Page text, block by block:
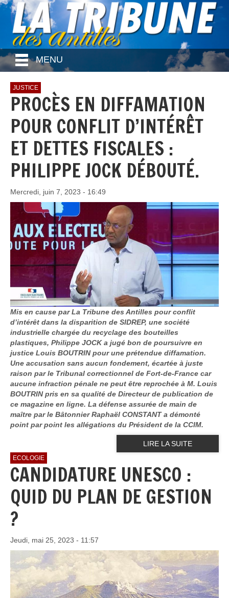
MENU
JUSTICE
PROCÈS EN DIFFAMATION
POUR CONFLIT D’INTÉRÊT
ET DETTES FISCALES :
PHILIPPE JOCK DÉBOUTÉ.
Mercredi, juin 7, 2023 - 16:49
Mis en cause par La Tribune des Antilles pour conflit
d’intérêt dans la disparition de SIDREP, une société
industrielle chargée du recyclage des bouteilles
plastiques, Philippe JOCK a jugé bon de poursuivre en
justice Louis BOUTRIN pour une prétendue diffamation.
Une accusation sans aucun fondement, écartée à juste
raison par le Tribunal correctionnel de Fort-de-France car
aucune infraction pénale ne peut être reprochée à M. Louis
BOUTRIN pris en sa qualité de Directeur de publication de
ce magazine en ligne. La défense assurée de main de
maître par le Bâtonnier Raphaël CONSTANT a démonté
point par point les allégations du Président de la CCIM.
LIRE LA SUITE
ECOLOGIE
CANDIDATURE UNESCO :
QUID DU PLAN DE GESTION
?
Jeudi, mai 25, 2023 - 11:57